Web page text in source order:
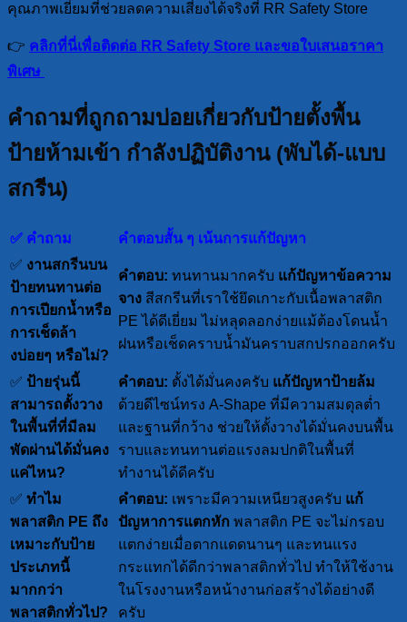
คุณภาพเยี่ยมที่ช่วยลดความเสี่ยงได้จริงที่ RR Safety Store
👉 คลิกที่นี่เพื่อติดต่อ RR Safety Store และขอใบเสนอราคา
พิเศษ
คำถามที่ถูกถามบ่อยเกี่ยวกับป้ายตั้งพื้น
ป้ายห้ามเข้า กำลังปฏิบัติงาน (พับได้-แบบ
สกรีน)
✅ คำถาม
คำตอบสั้น ๆ เน้นการแก้ปัญหา
✅ งานสกรีนบน
ป้ายทนทานต่อ
การเปียกน้ำหรือ
การเช็ดล้า
งบ่อยๆ หรือไม่?
คำตอบ: ทนทานมากครับ แก้ปัญหาข้อความ
จาง สีสกรีนที่เราใช้ยึดเกาะกับเนื้อพลาสติก
PE ได้ดีเยี่ยม ไม่หลุดลอกง่ายแม้ต้องโดนน้ำ
ฝนหรือเช็ดคราบน้ำมันคราบสกปรกออกครับ
✅ ป้ายรุ่นนี้
สามารถตั้งวาง
ในพื้นที่ที่มีลม
พัดผ่านได้มั่นคง
แค่ไหน?
คำตอบ: ตั้งได้มั่นคงครับ แก้ปัญหาป้ายล้ม
ด้วยดีไซน์ทรง A-Shape ที่มีความสมดุลต่ำ
และฐานที่กว้าง ช่วยให้ตั้งวางได้มั่นคงบนพื้น
ราบและทนทานต่อแรงลมปกติในพื้นที่
ทำงานได้ดีครับ
✅ ทำไม
พลาสติก PE ถึง
เหมาะกับป้าย
ประเภทนี้
มากกว่า
พลาสติกทั่วไป?
คำตอบ: เพราะมีความเหนียวสูงครับ แก้
ปัญหาการแตกหัก พลาสติก PE จะไม่กรอบ
แตกง่ายเมื่อตากแดดนานๆ และทนแรง
กระแทกได้ดีกว่าพลาสติกทั่วไป ทำให้ใช้งาน
ในโรงงานหรือหน้างานก่อสร้างได้อย่างดี
ครับ